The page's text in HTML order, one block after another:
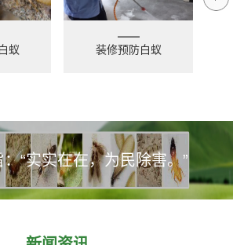
蚁 装修预防白蚁
“实实在在，为民除害。”